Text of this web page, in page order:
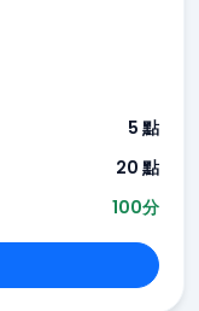
5 點
20 點
100分